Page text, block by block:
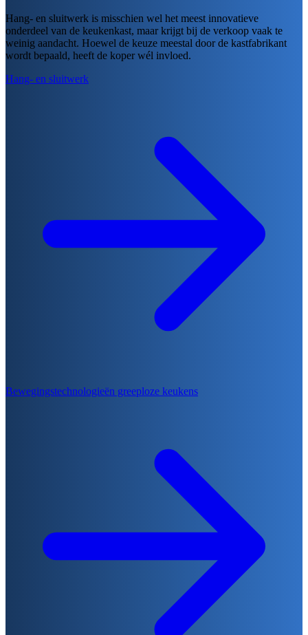
Hang- en sluitwerk is misschien wel het meest innovatieve
onderdeel van de keukenkast, maar krijgt bij de verkoop vaak te
weinig aandacht. Hoewel de keuze meestal door de kastfabrikant
wordt bepaald, heeft de koper wél invloed.
Hang- en sluitwerk
Bewegingstechnologieën greeploze keukens